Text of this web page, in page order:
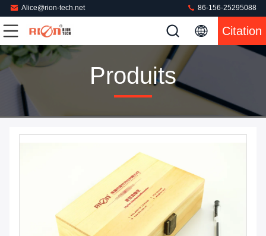
Alice@rion-tech.net 86-156-25295088
Citation
Produits